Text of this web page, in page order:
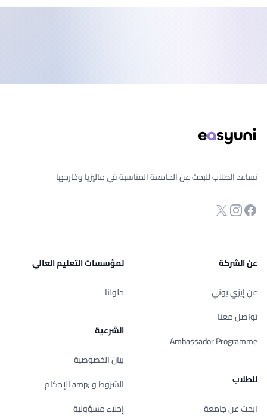
نساعد الطلاب للبحث عن الجامعة المناسبة في ماليزيا وخارجها
صفحة الفيسبوك
انستجرام
Twitter
عن الشركة
عن إيزي يوني
تواصل معنا
Ambassador Programme
للطلاب
ابحث عن جامعة
لمؤسسات التعليم العالي
حلولنا
الشرعية
بيان الخصوصية
الشروط و ;amp الإحكام
إخلاء مسؤولية